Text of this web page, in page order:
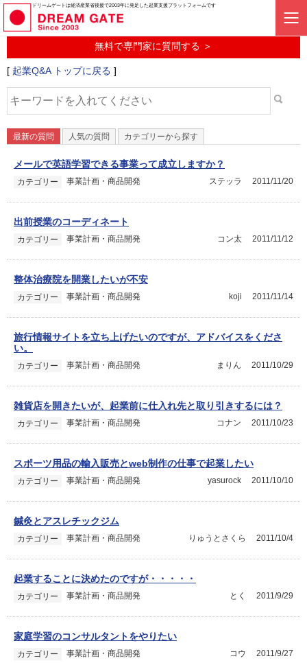
ドリームゲートは経済産業省後援で2003年に発足した起業支援プラットフォームです
起業に関するみんなの質問投稿サービス
起業Q&A
無料で専門家に質問する ＞
[ 起業Q&A トップに戻る ]
最新の質問 人気の質問 カテゴリーから探す
メールで英語学習できる事業って成立しますか？
カテゴリー 事業計画・商品開発 2011/11/20
ステッラ
出前授業のコーディネート
カテゴリー 事業計画・商品開発 2011/11/12
コン太
整体治療院を開業したいが不安
カテゴリー 事業計画・商品開発 2011/11/14
koji
旅行情報サイトを立ち上げたいのですが、アドバイスをくださ
い。
カテゴリー 事業計画・商品開発 2011/10/29
まりん
雑貨店を開きたいが、起業前に仕入れ先と取り引きするには？
カテゴリー 事業計画・商品開発 2011/10/23
コナン
スポーツ用品の輸入販売とweb制作の仕事で起業したい
カテゴリー 事業計画・商品開発 2011/10/10
yasurock
鍼灸とアスレチックジム
カテゴリー 事業計画・商品開発 2011/10/4
りゅうとさくら
起業することに決めたのですが・・・・・
カテゴリー 事業計画・商品開発 2011/9/29
とく
家庭学習のコンサルタントをやりたい
カテゴリー 事業計画・商品開発 2011/9/27
コウ